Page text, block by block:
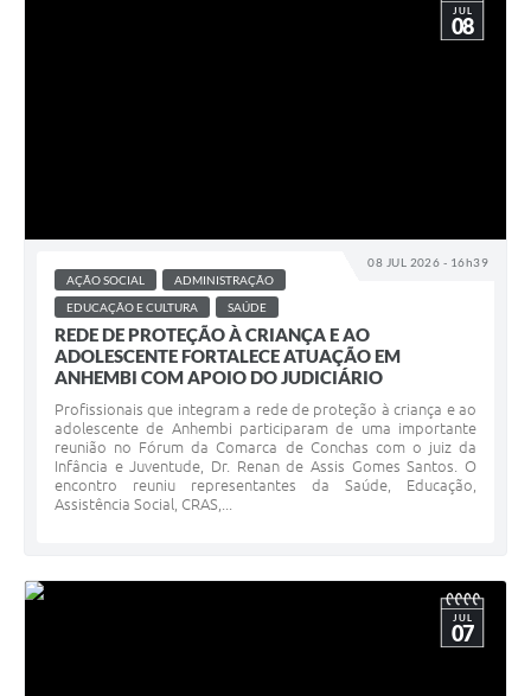
08 JUL 2026 - 16h39
JUL
08
AÇÃO SOCIAL
ADMINISTRAÇÃO
EDUCAÇÃO E CULTURA
SAÚDE
REDE DE PROTEÇÃO À CRIANÇA E AO
ADOLESCENTE FORTALECE ATUAÇÃO EM
ANHEMBI COM APOIO DO JUDICIÁRIO
Profissionais que integram a rede de proteção à criança e ao
adolescente de Anhembi participaram de uma importante
reunião no Fórum da Comarca de Conchas com o juiz da
Infância e Juventude, Dr. Renan de Assis Gomes Santos. O
encontro reuniu representantes da Saúde, Educação,
Assistência Social, CRAS,...
JUL
07